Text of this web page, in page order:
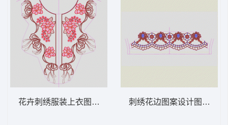
花卉刺绣服装上衣图案 领 衣边下摆 中东阿刺绣花边图案设计图 领 衣